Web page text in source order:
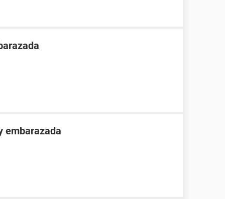
embarazada